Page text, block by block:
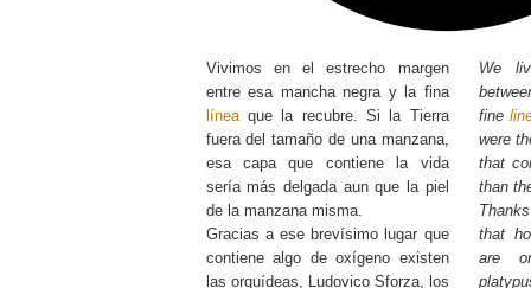
Vivimos en el estrecho margen
entre esa mancha negra y la fina
línea que la recubre. Si la Tierra
fuera del tamaño de una manzana,
esa capa que contiene la vida
sería más delgada aun que la piel
de la manzana misma.
Gracias a ese brevísimo lugar que
contiene algo de oxígeno existen
las orquídeas, Ludovico Sforza, los
We
fine
were
that
than
that
are